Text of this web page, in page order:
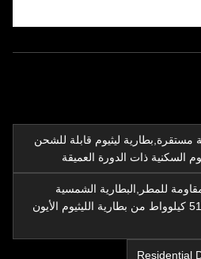
مستقرة,بطارية ليثيوم قابلة للشحن
السكنية ذات الدورة العميقة
للمطر,البطارية الشمسية
الليثيوم أيونية فائقة النقل,5120 كيلوواط من بطارية الليثيوم الأيون
Residential